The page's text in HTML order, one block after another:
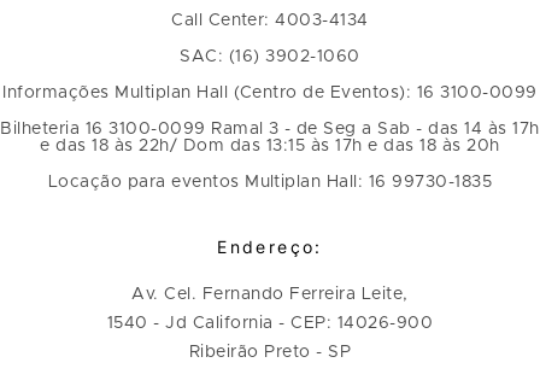
Call Center: 4003-4134
SAC: (16) 3902-1060
Informações Multiplan Hall (Centro de Eventos): 16 3100-0099
Bilheteria 16 3100-0099 Ramal 3 - de Seg a Sab - das 14 às 17h
e das 18 às 22h/ Dom das 13:15 às 17h e das 18 às 20h
Locação para eventos Multiplan Hall: 16 99730-1835
Endereço:
Av. Cel. Fernando Ferreira Leite,
1540 - Jd California - CEP: 14026-900
Ribeirão Preto - SP